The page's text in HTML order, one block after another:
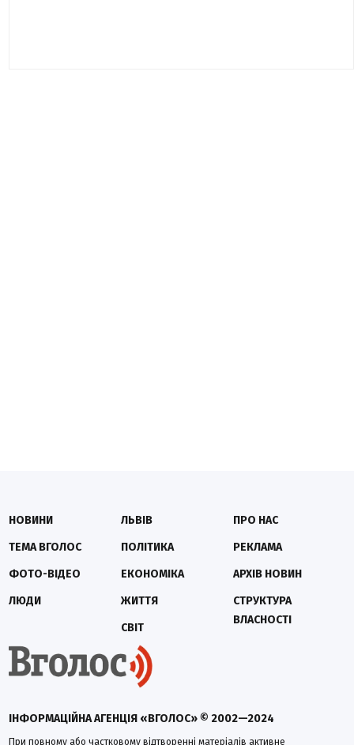
ІНФОРМАЦІЙНА АГЕНЦІЯ «ВГОЛОС» © 2002—2024
При повному або частковому відтворенні матеріалів активне
НОВИНИ
ТЕМА ВГОЛОС
ФОТО-ВІДЕО
ЛЮДИ
ЛЬВІВ
ПОЛІТИКА
ЕКОНОМІКА
ЖИТТЯ
СВІТ
ПРО НАС
РЕКЛАМА
АРХІВ НОВИН
СТРУКТУРА
ВЛАСНОСТІ